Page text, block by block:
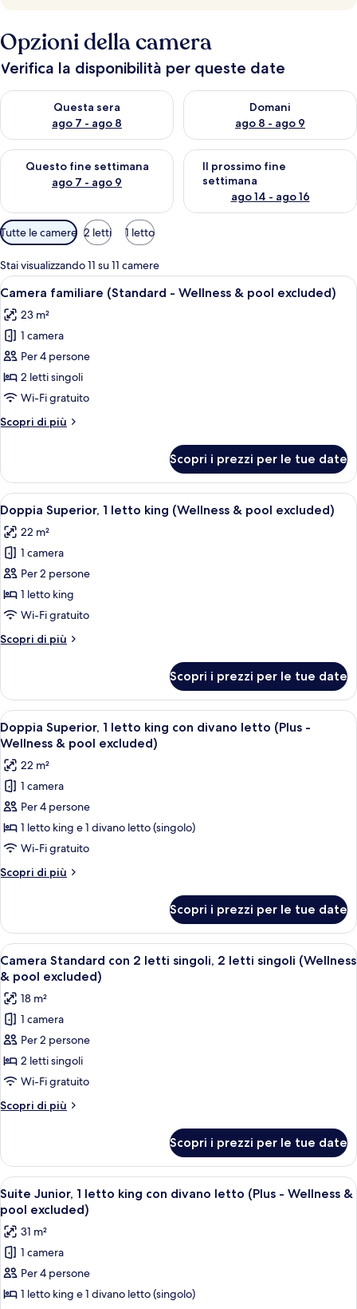
Opzioni della camera
Verifica la disponibilità per queste date
Questa sera
ago 7 - ago 8
Verifica la disponibilità per questa sera, ago 7 - ago 8
Domani
ago 8 - ago 9
Verifica la disponibilità per
Questo fine settimana
ago 7 - ago 9
Verifica la disponibilità per questo fine settimana, ago 7 - ago
Il prossimo fine
settimana
ago 14 - ago 16
Verifica la disponibilità per il
Filtri
disponibili
per
le
camere
Tutte le camere 2 letti 1 letto
Stai visualizzando 11 su 11 camere
Apri
tutte
le
foto
per
Camera
familiare
-
pool
excluded)
Una camera d'albergo con due letti,
6
Camera familiare (Standard - Wellness & pool excluded)
23 m²
1 camera
Per 4 persone
2 letti singoli
Wi-Fi gratuito
Scopri di più
Altri
familiare
(Standard
-
Wellness
&
pool
Scopri i prezzi per le tue date
Apri
tutte
le
foto
per
Doppia
Superior,
letto
&
pool
excluded)
Una camera d'albergo moderna
7
Doppia Superior, 1 letto king (Wellness & pool excluded)
22 m²
1 camera
Per 2 persone
1 letto king
Wi-Fi gratuito
Scopri di più
Altri
Superior,
letto
king
&
pool
excluded)
Scopri i prezzi per le tue date
Apri
tutte
le
foto
per
Doppia
Superior,
1
letto
king
divano
letto
(Plus
-
Wellness
&
pool
excluded)
Una camera d'albergo moderna con
10
Doppia Superior, 1 letto king con divano letto (Plus -
Wellness & pool excluded)
22 m²
1 camera
Per 4 persone
1 letto king e 1 divano letto (singolo)
Wi-Fi gratuito
Scopri di più
Altri
Superior,
letto
king
con
divano
letto
(Plus
-
Wellness
pool
excluded)
Scopri i prezzi per le tue date
Apri
tutte
le
foto
per
Camera
Standard
con
2
letti
2
letti
singoli
(Wellness
&
pool
excluded)
Una camera d'albergo con due letti,
7
Camera Standard con 2 letti singoli, 2 letti singoli (Wellness
& pool excluded)
18 m²
1 camera
Per 2 persone
2 letti singoli
Wi-Fi gratuito
Scopri di più
Altri
Standard
con
2
letti
singoli,
2
letti
singoli
(Wellness
&
Scopri i prezzi per le tue date
Apri
tutte
le
foto
per
Suite
Junior,
Una camera d'albergo moderna con
8
Suite Junior, 1 letto king con divano letto (Plus - Wellness &
pool excluded)
31 m²
1 camera
Per 4 persone
1 letto king e 1 divano letto (singolo)